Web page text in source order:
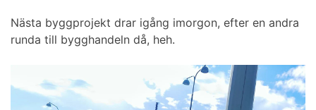
Nästa byggprojekt drar igång imorgon, efter en andra
runda till bygghandeln då, heh.